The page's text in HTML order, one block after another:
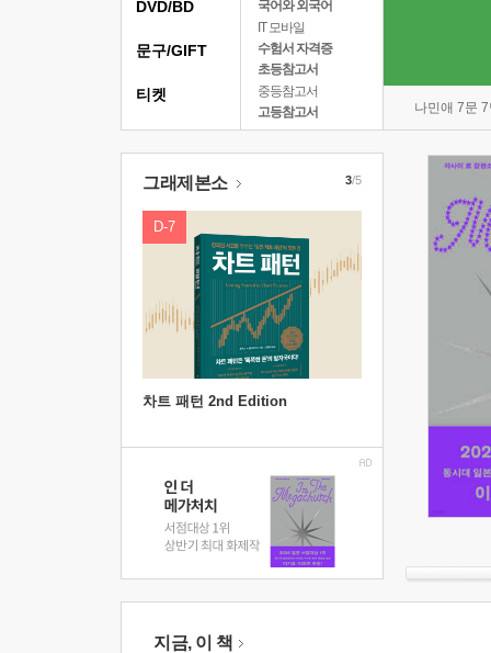
국어와 외국어
IT 모바일
수험서 자격증
초등참고서
중등참고서
고등참고서
나민애 7문
DVD/BD
문구/GIFT
티켓
그래제본소
D-7
차트 패턴 2nd Edition
3/5
지금, 이 책